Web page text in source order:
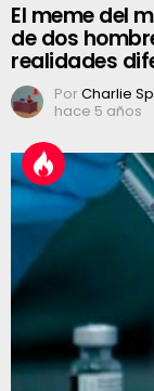
El meme del
de dos
realidades
PorCharlie
hace 5 años